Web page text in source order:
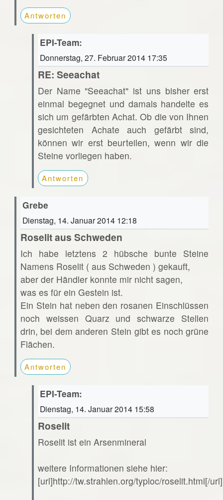
Antworten
EPI-Team:
Donnerstag, 27. Februar 2014 17:35
RE: Seeachat
Der Name "Seeachat" ist uns bisher erst
einmal begegnet und damals handelte es
sich um gefärbten Achat. Ob die von Ihnen
gesichteten Achate auch gefärbt sind,
können wir erst beurteilen, wenn wir die
Steine vorliegen haben.
Antworten
Grebe
Dienstag, 14. Januar 2014 12:18
Roselit aus Schweden
Ich habe letztens 2 hübsche bunte Steine
Namens Roselit ( aus Schweden ) gekauft,
aber der Händler konnte mir nicht sagen,
was es für ein Gestein ist.
Ein Stein hat neben den rosanen Einschlüssen
noch weissen Quarz und schwarze Stellen
drin, bei dem anderen Stein gibt es noch grüne
Flächen.
Antworten
EPI-Team:
Dienstag, 14. Januar 2014 15:58
Roselit
Roselit ist ein Arsenmineral
weitere Informationen siehe hier:
[url]http://tw.strahlen.org/typloc/roselit.html[/url]